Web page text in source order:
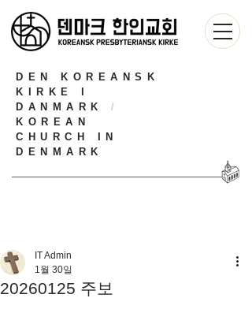
DEN KOREANSK
KIRKE I
DANMARK /
KOREAN
CHURCH IN
DENMARK
20260125 주보
IT Admin
1월 30일